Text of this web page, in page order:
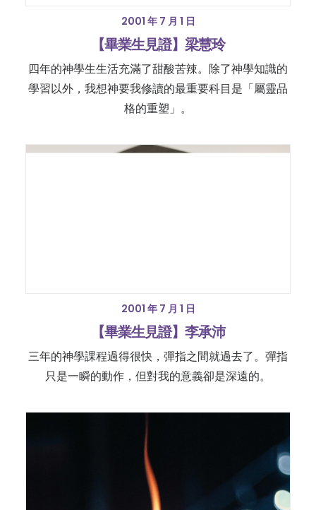
2001 年 7 月 1 日
【畢業生見證】梁慧玲
四年的神學生生活充滿了甜酸苦辣。除了神學知識的
學習以外，我想神要我修讀的最重要科目是「屬靈品
格的重塑」。
2001 年 7 月 1 日
【畢業生見證】李承沛
三年的神學課程過得很快，彈指之間就過去了。彈指
只是一瞬的動作，但對我的意義卻是深遠的。